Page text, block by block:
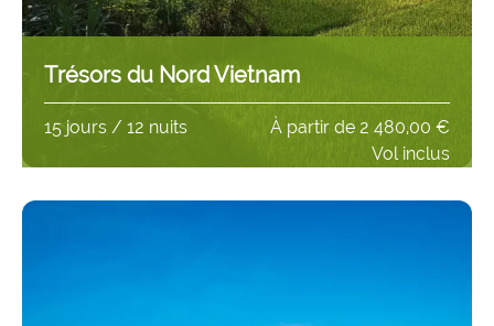
Trésors du Nord Vietnam
15 jours / 12 nuits
Vol inclus
À partir de 2 480,00 €